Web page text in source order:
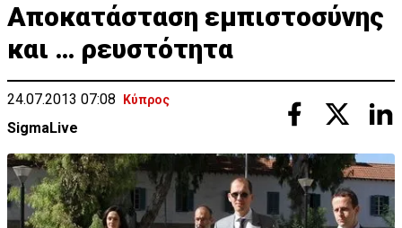
Αποκατάσταση εμπιστοσύνης
και … ρευστότητα
24.07.2013 07:08 Κύπρος
SigmaLive